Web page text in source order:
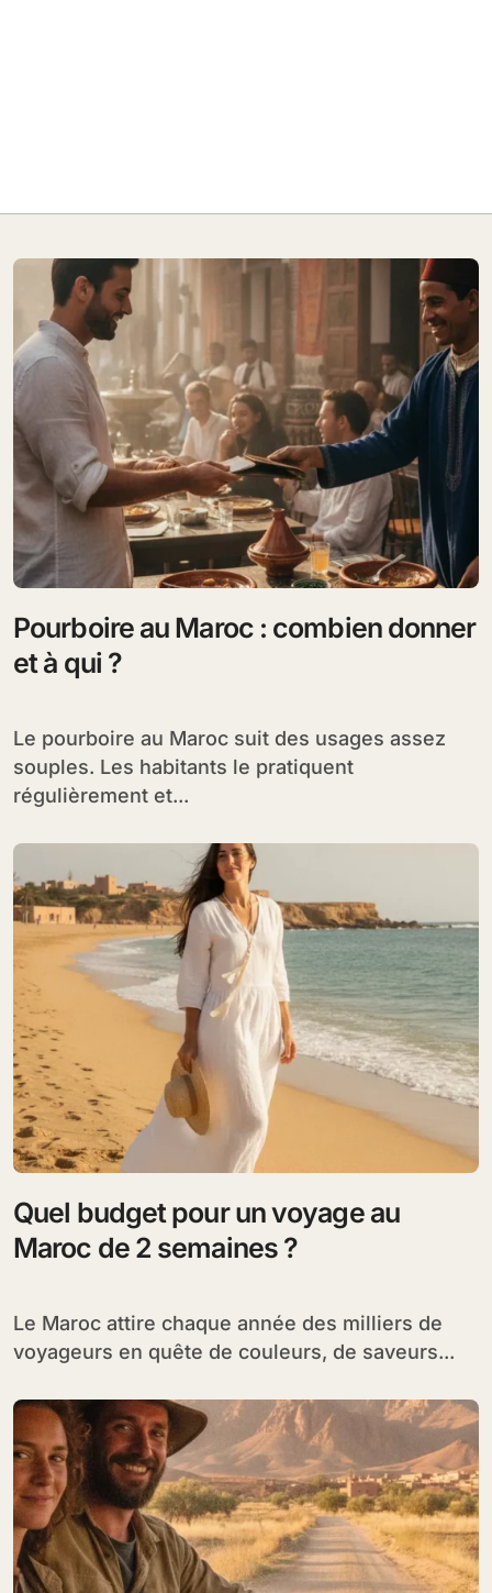
Pourboire au Maroc : combien donner
et à qui ?
Le pourboire au Maroc suit des usages assez
souples. Les habitants le pratiquent
régulièrement et...
Quel budget pour un voyage au
Maroc de 2 semaines ?
Le Maroc attire chaque année des milliers de
voyageurs en quête de couleurs, de saveurs...